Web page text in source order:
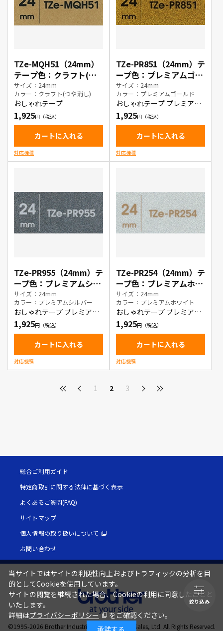
絞り込み
TZe-MQH51（24mm）
テープ色：クラフト(つ
や消し) / 黒文字
サイズ：24mm
カラー：クラフト(つや消し)
おしゃれテープ
1,925
カートに入れる
対応機種
TZe-PR851（24mm）テ
ープ色：プレミアムゴー
ルド / 黒文字
サイズ：24mm
カラー：プレミアムゴールド
おしゃれテープ プレミアム
タイプ
1,925
カートに入れる
対応機種
TZe-PR955（24mm）テ
ープ色：プレミアムシル
バー / 白文字
サイズ：24mm
カラー：プレミアムシルバー
おしゃれテープ プレミアム
タイプ
1,925
カートに入れる
対応機種
TZe-PR254（24mm）テ
ープ色：プレミアムホワ
イト / 金文字
サイズ：24mm
カラー：プレミアムホワイト
おしゃれテープ プレミアム
タイプ
1,925
カートに入れる
対応機種
1 2 3
総合ご利用ガイド
特定商取引に関する法律に基づく表示
よくあるご質問(FAQ)
サイトマップ
個人情報の取り扱いについて
お問い合わせ
©1995-2026 Brother Industries, Ltd. / Brother Sales, Ltd. All Rights Reserved.
当サイトではサイトの利便性向上およびトラフィックの分析を目
的としてCookieを使用しています。
サイトの閲覧を継続された場合、Cookieの利用に同意したことと
いたします。
詳細はプライバシーポリシー
をご確認ください。